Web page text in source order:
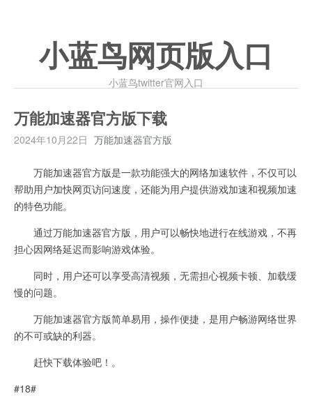
小蓝鸟网页版入口
小蓝鸟twitter官网入口
万能加速器官方版下载
2024年10月22日 万能加速器官方版
万能加速器官方版是一款功能强大的网络加速软件，不仅可以
帮助用户加快网页访问速度，还能为用户提供游戏加速和视频加速
的特色功能。
通过万能加速器官方版，用户可以畅快地进行在线游戏，不再
担心因网络延迟而影响游戏体验。
同时，用户还可以享受高清视频，无需担心视频卡顿、加载缓
慢的问题。
万能加速器官方版简单易用，操作便捷，是用户畅游网络世界
的不可或缺的利器。
赶快下载体验吧！。
#18#